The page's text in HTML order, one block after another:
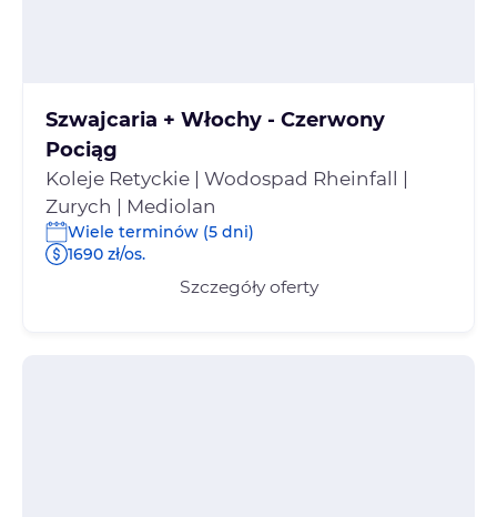
Szwajcaria + Włochy - Czerwony
Pociąg
Koleje Retyckie | Wodospad Rheinfall |
Zurych | Mediolan
Wiele terminów (5 dni)
1690 zł/os.
Szczegóły oferty